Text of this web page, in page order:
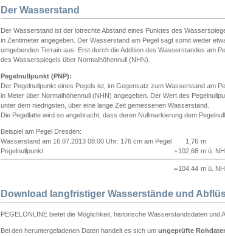
Der Wasserstand
Der Wasserstand ist der lotrechte Abstand eines Punktes des
in Zentimeter angegeben. Der Wasserstand am Pegel sagt somit weder
umgebenden Terrain aus. Erst durch die Addition des Wasserstandes am
des Wasserspiegels über Normalhöhennull (NHN).
Pegelnullpunkt (PNP):
Der Pegelnullpunkt eines Pegels ist, im Gegensatz zum Wasserstand am
in Meter über Normalhöhennull (NHN) angegeben. Der Wert des
unter dem niedrigsten, über eine lange Zeit gemessenen Wasserstand.
Die Pegellatte wird so angebracht, dass deren Nullmarkierung dem
Beispiel am Pegel Dresden:
Wasserstand am 16.07.2013 08:00 Uhr: 176 cm am Pegel
1,76 m
Pegelnullpunkt
+102,68 m ü.
=104,44 m ü.
Download langfristiger Wasserstände und
PEGELONLINE bietet die Möglichkeit, historische Wasserstandsdaten und
Bei den heruntergeladenen Daten handelt es sich um ungeprüfte